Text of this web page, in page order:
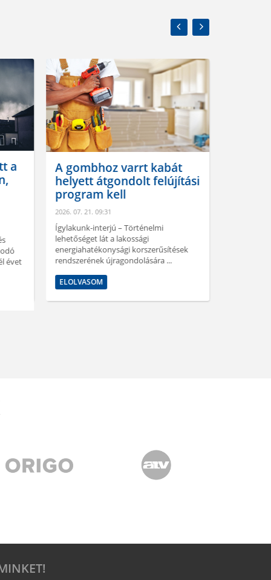
a
évet
A gombhoz varrt kabát
helyett átgondolt felújítási
program kell
2026. 07. 21. 09:31
Ígylakunk-interjú – Történelmi
lehetőséget lát a lakossági
energiahatékonysági korszerűsítések
rendszerének újragondolására ...
ELOLVASOM